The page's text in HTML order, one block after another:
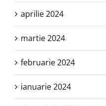
aprilie 2024
martie 2024
februarie 2024
ianuarie 2024